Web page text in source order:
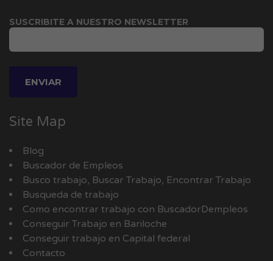
SUSCRIBITE A NUESTRO NEWSLETTER
Site Map
Blog
Buscador de Empleos
Busco trabajo, Buscar Trabajo, Encontrar Trabajo
Busqueda de trabajo
Como encontrar trabajo con BuscadorDempleos
Conseguir Trabajo en Bariloche
Conseguir trabajo en Capital federal
Contacto